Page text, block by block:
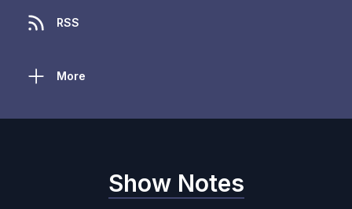
RSS
More
Show Notes